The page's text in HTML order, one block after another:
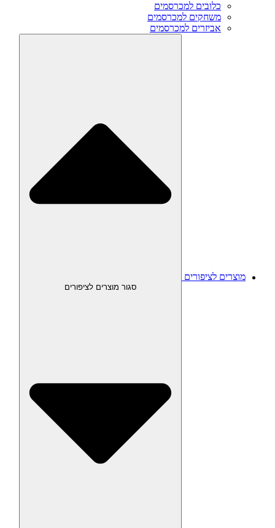
כלובים למכרסמים
משחקים למכרסמים
אביזרים למכרסמים
מוצרים לציפורים
סגור מוצרים לציפורים